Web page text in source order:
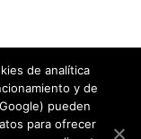
de analítica
y de
pueden
para ofrecer